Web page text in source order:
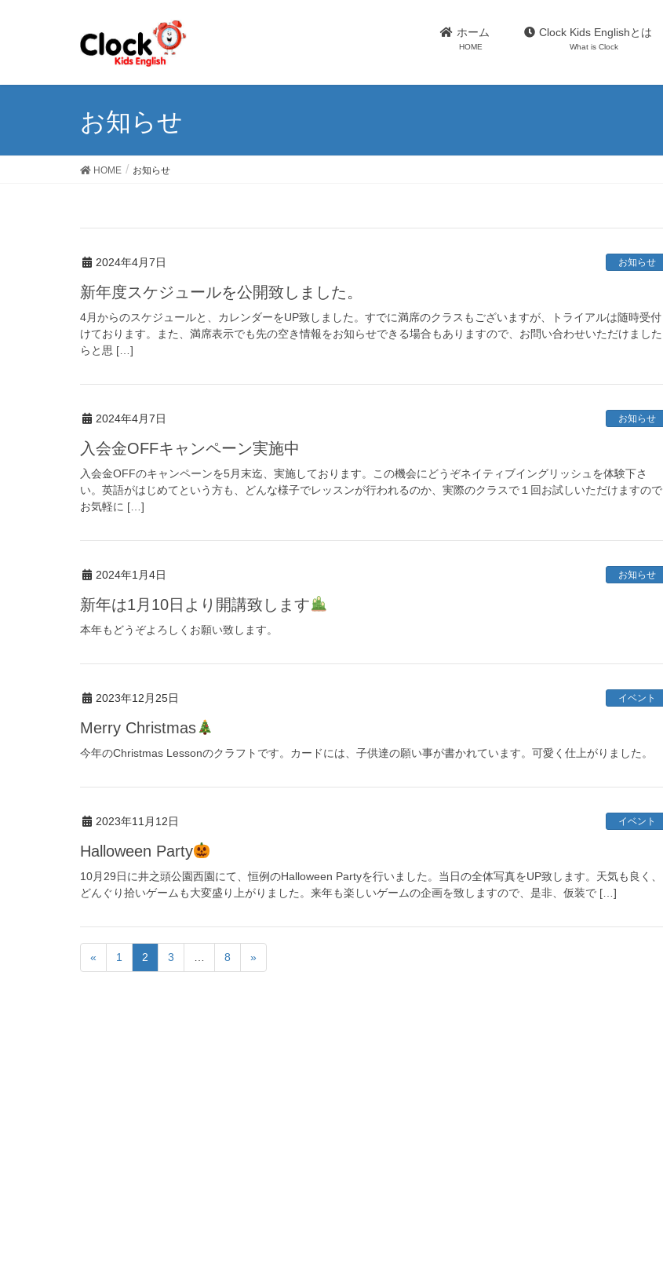
ホーム
HOME
Clock Kids Englishとは
What is Clock
お知らせ
HOME お知らせ
2024年4月7日 お知らせ
新年度スケジュールを公開致しました。
4月からのスケジュールと、カレンダーをUP致しました。すでに満席のクラスもございますが、トライアルは随時受付
けております。また、満席表示でも先の空き情報をお知らせできる場合もありますので、お問い合わせいただけました
らと思 […]
2024年4月7日 お知らせ
入会金OFFキャンペーン実施中
入会金OFFのキャンペーンを5月末迄、実施しております。この機会にどうぞネイティブイングリッシュを体験下さ
い。英語がはじめてという方も、どんな様子でレッスンが行われるのか、実際のクラスで１回お試しいただけますので
お気軽に […]
2024年1月4日 お知らせ
新年は1月10日より開講致します
本年もどうぞよろしくお願い致します。
2023年12月25日 イベント
Merry Christmas
今年のChristmas Lessonのクラフトです。カードには、子供達の願い事が書かれています。可愛く仕上がりました。
2023年11月12日 イベント
Halloween Party
10月29日に井之頭公園西園にて、恒例のHalloween Partyを行いました。当日の全体写真をUP致します。天気も良く、
どんぐり拾いゲームも大変盛り上がりました。来年も楽しいゲームの企画を致しますので、是非、仮装で […]
« 1 2 3 8 »